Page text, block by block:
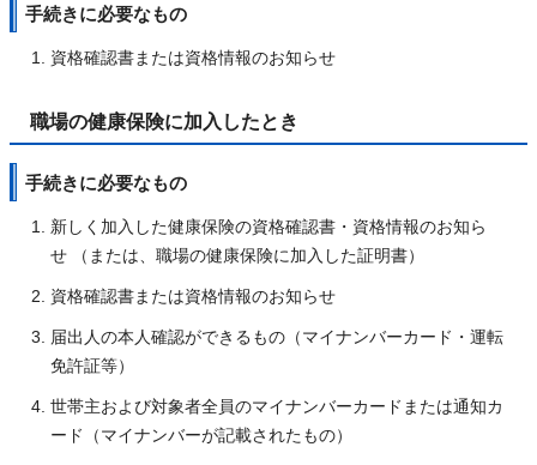
手続きに必要なもの
資格確認書または資格情報のお知らせ
職場の健康保険に加入したとき
手続きに必要なもの
新しく加入した健康保険の資格確認書・資格情報のお知ら
せ （または、職場の健康保険に加入した証明書）
資格確認書または資格情報のお知らせ
届出人の本人確認ができるもの（マイナンバーカード・運転
免許証等）
世帯主および対象者全員のマイナンバーカードまたは通知カ
ード（マイナンバーが記載されたもの）